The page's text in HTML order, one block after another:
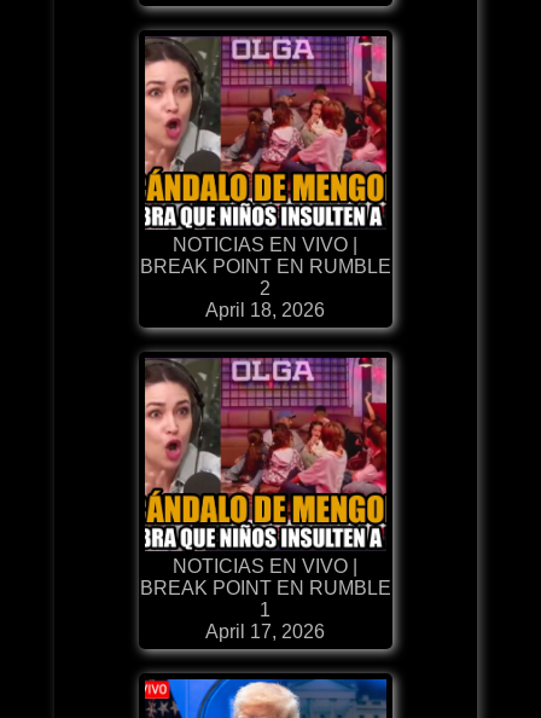
NOTICIAS EN VIVO |
BREAK POINT EN RUMBLE
2
April 18, 2026
NOTICIAS EN VIVO |
BREAK POINT EN RUMBLE
1
April 17, 2026